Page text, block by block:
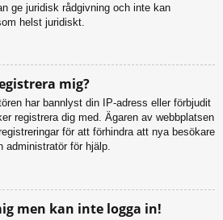
ge juridisk rådgivning och inte kan
helst juridiskt.
mig?
har bannlyst din IP-adress eller förbjudit
registrera dig med. Ägaren av webbplatsen
för att förhindra att nya besökare
administratör för hjälp.
men kan inte logga in!